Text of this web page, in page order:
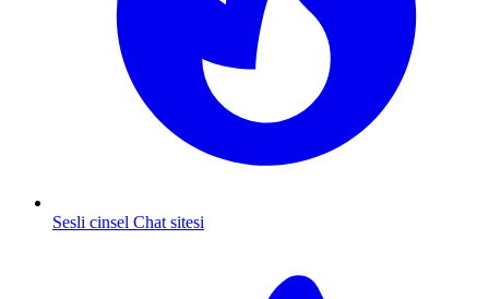
Sesli cinsel Chat sitesi